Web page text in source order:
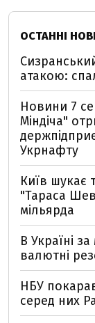
ОСТАННІ
атакою:
Новини 7
Міндіча"
Укрнафту
Київ шукає
"Тараса
мільярда
В Україні
валютні
НБУ
серед них